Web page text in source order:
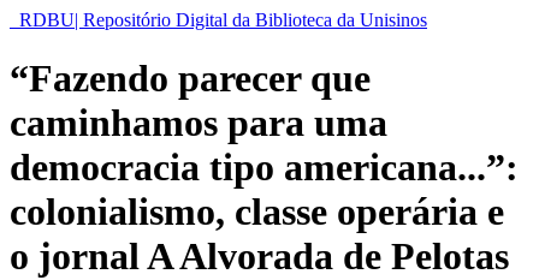
RDBU| Repositório Digital da Biblioteca da Unisinos
“Fazendo parecer que
caminhamos para uma
democracia tipo americana...”:
colonialismo, classe operária e
o jornal A Alvorada de Pelotas